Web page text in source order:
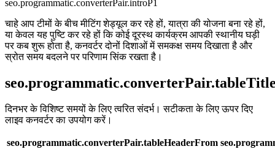
seo.programmatic.converterPair.introP1
चाहे आप टीमों के बीच मीटिंग शेड्यूल कर रहे हों, यात्रा की योजना बना रहे हों,
या केवल यह पुष्टि कर रहे हों कि कोई दूरस्थ कार्यक्रम आपकी स्थानीय घड़ी
पर कब शुरू होता है, कनवर्टर दोनों दिशाओं में समकक्ष समय दिखाता है और
स्रोत समय बदलने पर परिणाम सिंक रखता है।
दिनभर के विशिष्ट समयों के लिए त्वरित संदर्भ। सटीकता के लिए ऊपर दिए
लाइव कनवर्टर का उपयोग करें।
seo.programmatic.converterPair.tableHeaderFrom